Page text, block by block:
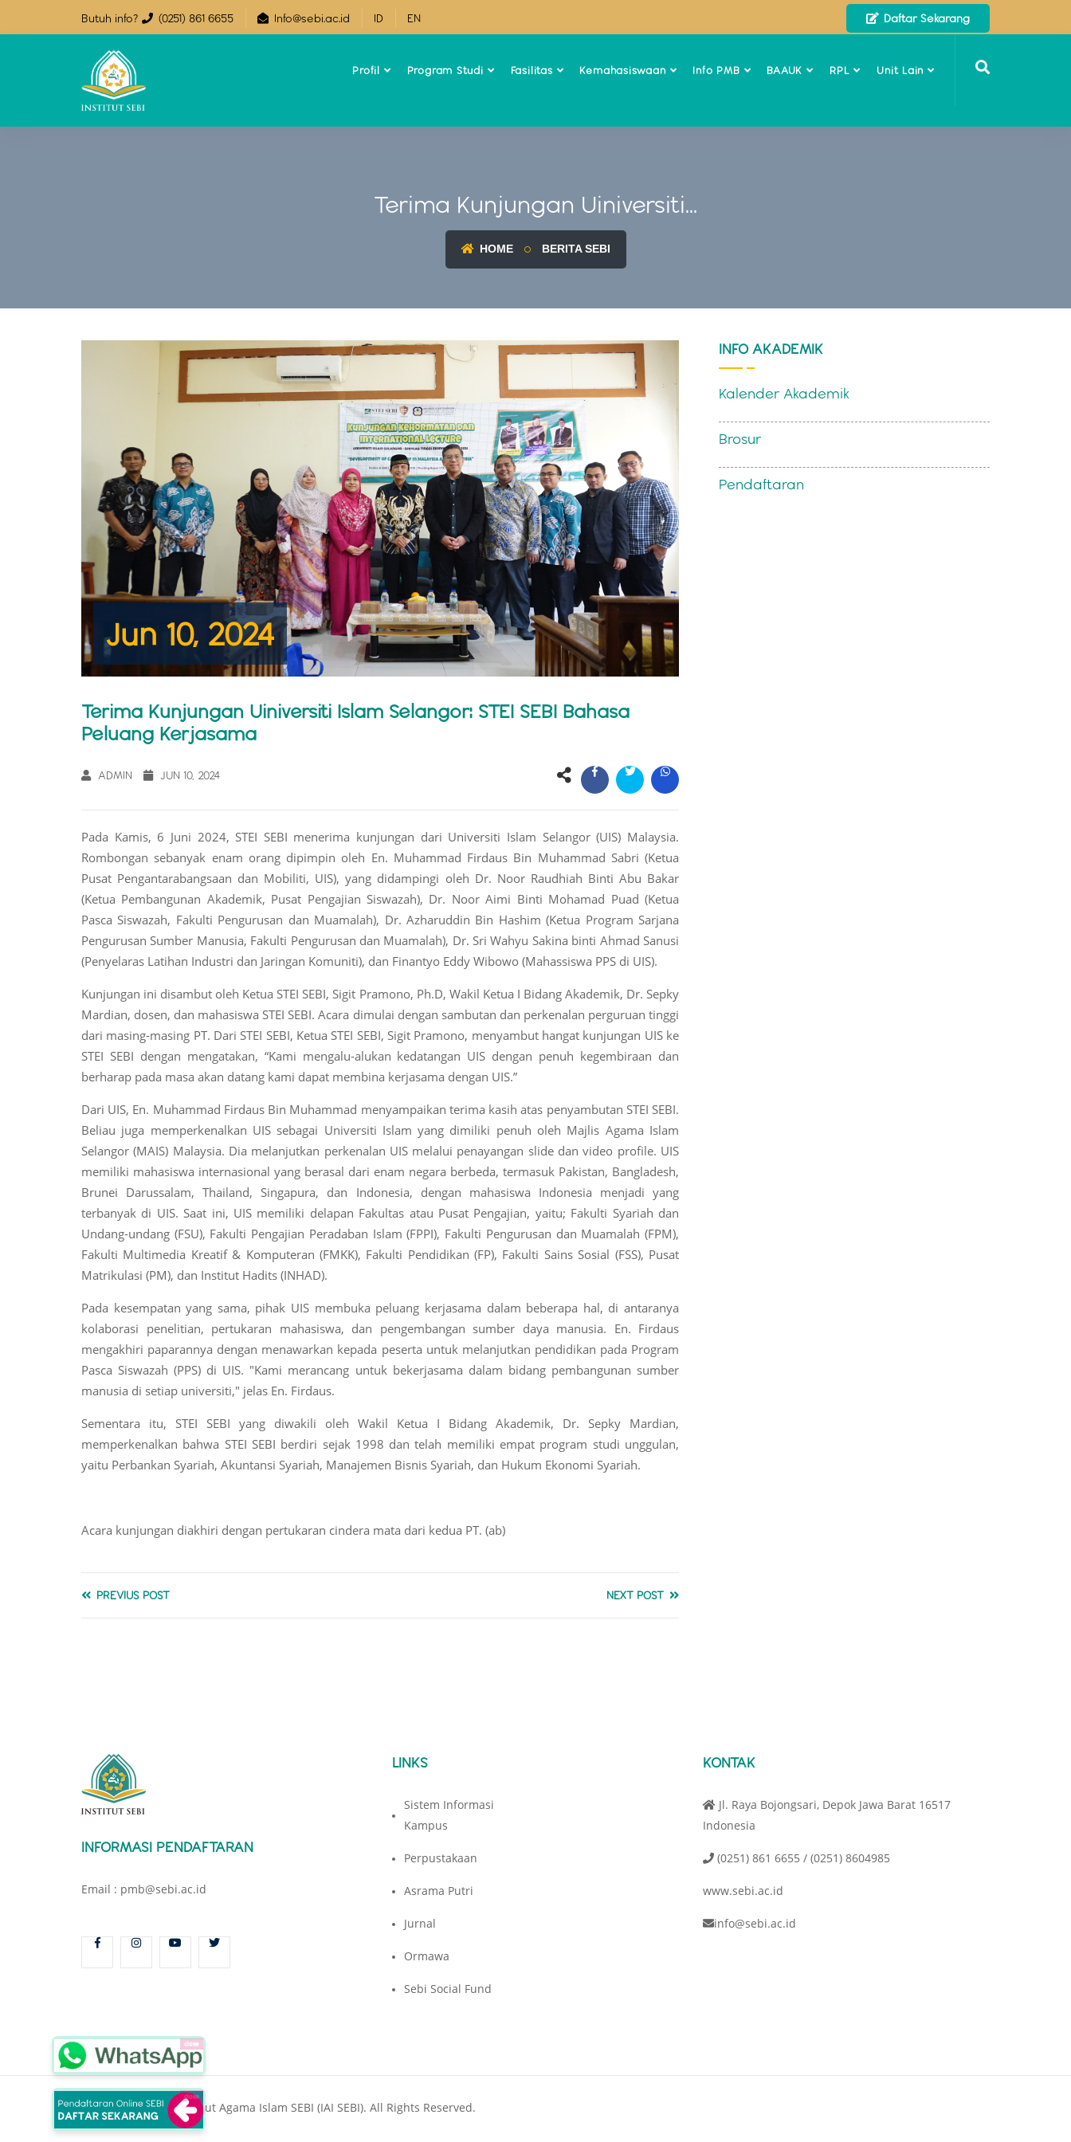
Butuh info? (0251) 861 6655 Info@sebi.ac.id ID EN Daftar Sekarang
Profil Program Studi Fasilitas Kemahasiswaan Info PMB BAAUK RPL Unit Lain
Terima Kunjungan Uiniversiti...
HOME BERITA SEBI
Jun 10, 2024
Terima Kunjungan Uiniversiti Islam Selangor: STEI SEBI Bahasa
Peluang Kerjasama
ADMIN JUN 10, 2024
Pada Kamis, 6 Juni 2024, STEI SEBI menerima kunjungan dari Universiti Islam Selangor (UIS) Malaysia.
Rombongan sebanyak enam orang dipimpin oleh En. Muhammad Firdaus Bin Muhammad Sabri (Ketua
Pusat Pengantarabangsaan dan Mobiliti, UIS), yang didampingi oleh Dr. Noor Raudhiah Binti Abu Bakar
(Ketua Pembangunan Akademik, Pusat Pengajian Siswazah), Dr. Noor Aimi Binti Mohamad Puad (Ketua
Pasca Siswazah, Fakulti Pengurusan dan Muamalah), Dr. Azharuddin Bin Hashim (Ketua Program Sarjana
Pengurusan Sumber Manusia, Fakulti Pengurusan dan Muamalah), Dr. Sri Wahyu Sakina binti Ahmad Sanusi
(Penyelaras Latihan Industri dan Jaringan Komuniti), dan Finantyo Eddy Wibowo (Mahassiswa PPS di UIS).
Kunjungan ini disambut oleh Ketua STEI SEBI, Sigit Pramono, Ph.D, Wakil Ketua I Bidang Akademik, Dr. Sepky
Mardian, dosen, dan mahasiswa STEI SEBI. Acara dimulai dengan sambutan dan perkenalan perguruan tinggi
dari masing-masing PT. Dari STEI SEBI, Ketua STEI SEBI, Sigit Pramono, menyambut hangat kunjungan UIS ke
STEI SEBI dengan mengatakan, “Kami mengalu-alukan kedatangan UIS dengan penuh kegembiraan dan
berharap pada masa akan datang kami dapat membina kerjasama dengan UIS.”
Dari UIS, En. Muhammad Firdaus Bin Muhammad menyampaikan terima kasih atas penyambutan STEI SEBI.
Beliau juga memperkenalkan UIS sebagai Universiti Islam yang dimiliki penuh oleh Majlis Agama Islam
Selangor (MAIS) Malaysia. Dia melanjutkan perkenalan UIS melalui penayangan slide dan video profile. UIS
memiliki mahasiswa internasional yang berasal dari enam negara berbeda, termasuk Pakistan, Bangladesh,
Brunei Darussalam, Thailand, Singapura, dan Indonesia, dengan mahasiswa Indonesia menjadi yang
terbanyak di UIS. Saat ini, UIS memiliki delapan Fakultas atau Pusat Pengajian, yaitu; Fakulti Syariah dan
Undang-undang (FSU), Fakulti Pengajian Peradaban Islam (FPPI), Fakulti Pengurusan dan Muamalah (FPM),
Fakulti Multimedia Kreatif & Komputeran (FMKK), Fakulti Pendidikan (FP), Fakulti Sains Sosial (FSS), Pusat
Matrikulasi (PM), dan Institut Hadits (INHAD).
Pada kesempatan yang sama, pihak UIS membuka peluang kerjasama dalam beberapa hal, di antaranya
kolaborasi penelitian, pertukaran mahasiswa, dan pengembangan sumber daya manusia. En. Firdaus
mengakhiri paparannya dengan menawarkan kepada peserta untuk melanjutkan pendidikan pada Program
Pasca Siswazah (PPS) di UIS. "Kami merancang untuk bekerjasama dalam bidang pembangunan sumber
manusia di setiap universiti," jelas En. Firdaus.
Sementara itu, STEI SEBI yang diwakili oleh Wakil Ketua I Bidang Akademik, Dr. Sepky Mardian,
memperkenalkan bahwa STEI SEBI berdiri sejak 1998 dan telah memiliki empat program studi unggulan,
yaitu Perbankan Syariah, Akuntansi Syariah, Manajemen Bisnis Syariah, dan Hukum Ekonomi Syariah.
Acara kunjungan diakhiri dengan pertukaran cindera mata dari kedua PT. (ab)
PREVIUS POST NEXT POST
INFO AKADEMIK
Kalender Akademik
Brosur
Pendaftaran
INFORMASI PENDAFTARAN
Email : pmb@sebi.ac.id
LINKS
Sistem Informasi
Kampus
Perpustakaan
Asrama Putri
Jurnal
Ormawa
Sebi Social Fund
KONTAK
Jl. Raya Bojongsari, Depok Jawa Barat 16517
Indonesia
(0251) 861 6655 / (0251) 8604985
www.sebi.ac.id
info@sebi.ac.id
Copyright © 2025 Institut Agama Islam SEBI (IAI SEBI). All Rights Reserved.
close
close